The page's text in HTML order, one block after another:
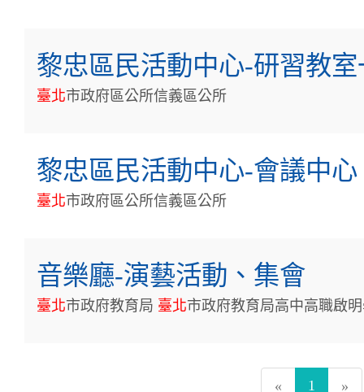
黎忠區民活動中心-研習教室
臺北市政府區公所信義區公所
黎忠區民活動中心-會議中心
臺北市政府區公所信義區公所
音樂廳-演藝活動、集會
臺北市政府教育局 臺北市政府教育局高中高職啟
« 1 »